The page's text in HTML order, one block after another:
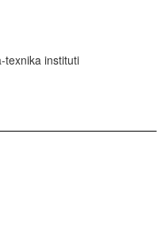
texnika instituti